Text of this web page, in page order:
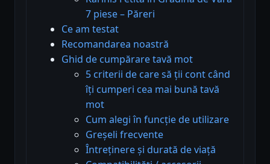
7 piese – Păreri
Ce am testat
Recomandarea noastră
Ghid de cumpărare tavă mot
5 criterii de care să ții cont când
îți cumperi cea mai bună tavă
mot
Cum alegi în funcție de utilizare
Greșeli frecvente
Întreținere și durată de viață